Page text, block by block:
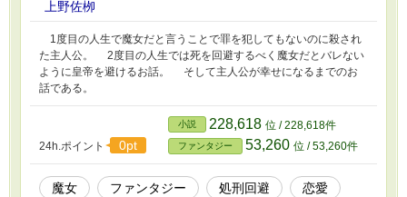
上野佐栁
1度目の人生で魔女だと言うことで罪を犯してもないのに殺され
た主人公。 2度目の人生では死を回避するべく魔女だとバレない
ように皇帝を避けるお話。 そして主人公が幸せになるまでのお
話である。
24h.ポイント 0pt
小説 228,618 位 / 228,618件
ファンタジー 53,260 位 / 53,260件
魔女 ファンタジー 処刑回避
恋愛